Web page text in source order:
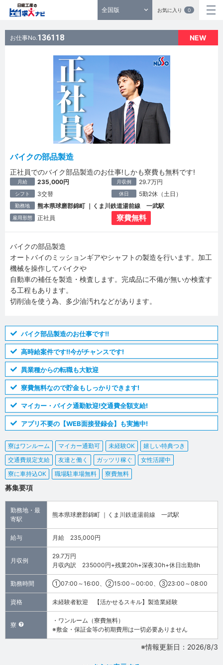
全国版 お気に入り 0
NEW
お仕事No.136118
バイクの部品製造
正社員でのバイク部品製造のお仕事!しかも寮費も無料です!
月給 235,000円 月収例 29.7万円
シフト 3交替 休日 5勤2休（土日）
勤務地 熊本県球磨郡錦町 ｜くま川鉄道湯前線 一武駅
雇用形態 正社員 寮費無料
バイクの部品製造
オートバイのミッションギアやシャフトの製造を行います。加工
機械を操作してバイクや
自動車の補任を製造・検査します。完成品に不備が無いか検査す
る工程もあります。
切削油を使う為、多少油汚れなどがあります。
バイク部品製造のお仕事です!!
高時給案件です!!今がチャンスです!
異業種からの転職も大歓迎
寮費無料なので貯金もしっかりできます!
マイカー・バイク通勤歓迎!交通費全額支給!
アプリ不要の【WEB面接登録会】も実施中!
寮はワンルーム マイカー通勤可 未経験OK
嬉しい特典つき
交通費規定支給
友達と働く ガッツリ稼ぐ
女性活躍中
寮に車持込OK
職場駐車場無料 寮費無料
募集要項
勤務地・最
寄駅
熊本県球磨郡錦町 ｜くま川鉄道湯前線 一武駅
給与 月給 235,000円
月収例
29.7万円
月収内訳 235000円+残業20h+深夜30h+休日出勤8h
勤務時間 ①07:00～16:00、②15:00～00:00、③23:00～08:00
資格 未経験者歓迎 【活かせるスキル】製造業経験
寮
・ワンルーム（寮費無料）
※敷金・保証金等の初期費用は一切必要ありません
※情報更新日：2026/8/3